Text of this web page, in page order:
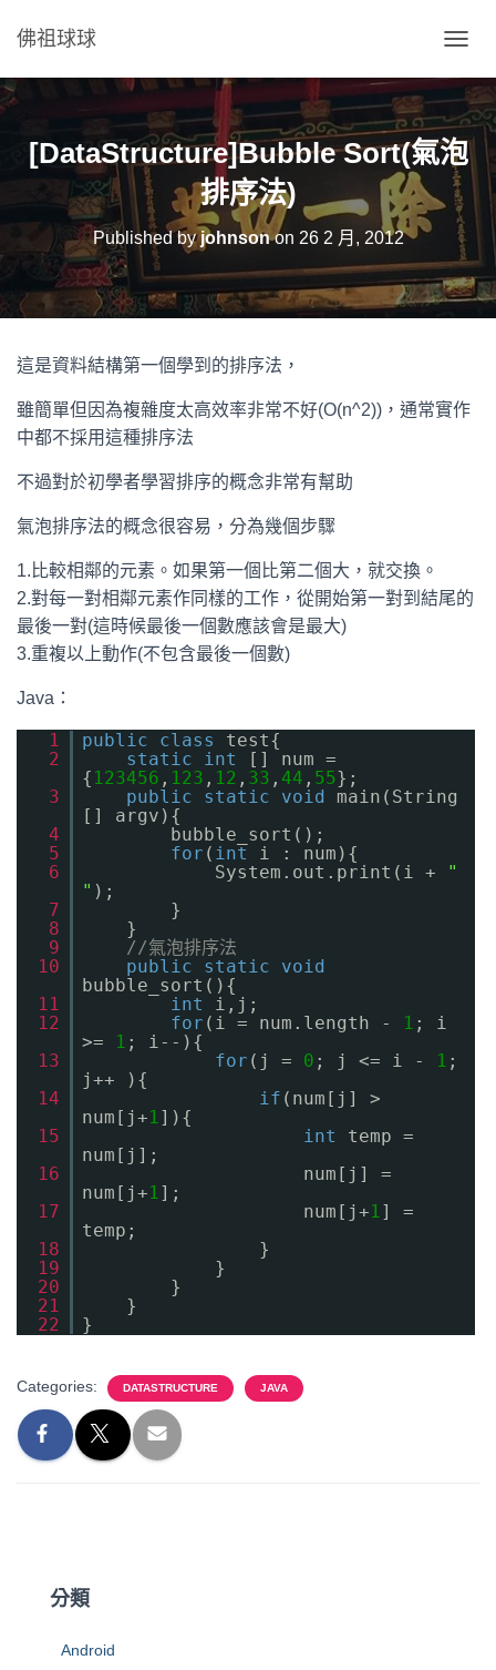
佛祖球球
O
G
G
L
E
N
A
V
G
A
[DataStructure]Bubble Sort(氣泡
排序法)
Published byjohnsonon 26 2 月, 2012
這是資料結構第一個學到的排序法，
雖簡單但因為複雜度太高效率非常不好(Ο(n^2))，通常實作
中都不採用這種排序法
不過對於初學者學習排序的概念非常有幫助
氣泡排序法的概念很容易，分為幾個步驟
1.比較相鄰的元素。如果第一個比第二個大，就交換。
2.對每一對相鄰元素作同樣的工作，從開始第一對到結尾的
最後一對(這時候最後一個數應該會是最大)
3.重複以上動作(不包含最後一個數)
Java：
1 public class
test{
2
static int
[] num =
{ 123456 , 123 , 12 , 33 , 44 , 55};
3
public static void
main(String
[] argv){
4
bubble_sort();
5
for ( int
i : num){
6
System.out.print(i +
"
" );
7
}
8
}
9
//氣泡排序法
10
public static
void
bubble_sort(){
11
int
i,j;
12
for (i = num.length - 1 ; i
>=
1 ; i--){
13
for (j = 0 ; j <= i - 1 ;
j++ ){
14
if (num[j] >
num[j+1]){
15
int
temp =
num[j];
16
num[j] =
num[j+1];
17
num[j+1] =
temp;
18
}
19
}
20
}
21
}
22
}
Categories: DATASTRUCTURE JAVA
分類
Android